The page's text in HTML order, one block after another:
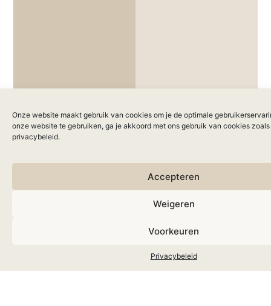
Onze website maakt gebruik van cookies om je de optimale
onze website te gebruiken, ga je akkoord met ons gebruik van cookies
privacybeleid.
Accepteren
Weigeren
Voorkeuren
Privacybeleid
Onderzoek
design